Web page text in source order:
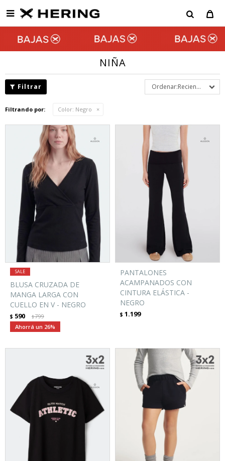

NIÑA
Recientes
Filtrando por: Color: Negro
BLUSA CRUZADA DE
MANGA LARGA CON
CUELLO EN V - NEGRO
$ 590 $799
26
PANTALONES
ACAMPANADOS CON
CINTURA ELÁSTICA -
NEGRO
$ 1.199